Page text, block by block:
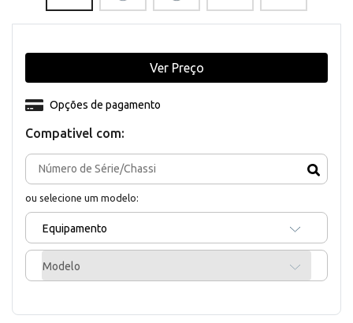
Compativel com:
ou selecione um modelo:
Equipamento
Modelo
Opções de pagamento
Ver Preço